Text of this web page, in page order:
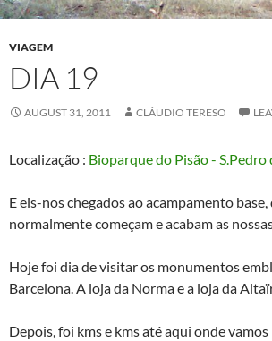
VIAGEM
DIA 19
AUGUST 31, 2011 CLÁUDIO TERESO
Localização : Bioparque do Pisão - S.Pedro
E eis-nos chegados ao acampamento base,
normalmente começam e acabam as
Hoje foi dia de visitar os monumentos
Barcelona. A loja da Norma e a loja da
Depois, foi kms e kms até aqui onde vamos